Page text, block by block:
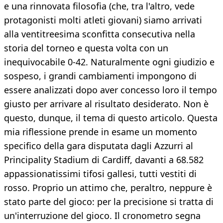
e una rinnovata filosofia (che, tra l'altro, vede
protagonisti molti atleti giovani) siamo arrivati
alla ventitreesima sconfitta consecutiva nella
storia del torneo e questa volta con un
inequivocabile 0-42. Naturalmente ogni giudizio e
sospeso, i grandi cambiamenti impongono di
essere analizzati dopo aver concesso loro il tempo
giusto per arrivare al risultato desiderato. Non è
questo, dunque, il tema di questo articolo. Questa
mia riflessione prende in esame un momento
specifico della gara disputata dagli Azzurri al
Principality Stadium di Cardiff, davanti a 68.582
appassionatissimi tifosi gallesi, tutti vestiti di
rosso. Proprio un attimo che, peraltro, neppure è
stato parte del gioco: per la precisione si tratta di
un'interruzione del gioco. Il cronometro segna